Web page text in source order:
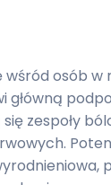
wśród osób w
główną
zespoły